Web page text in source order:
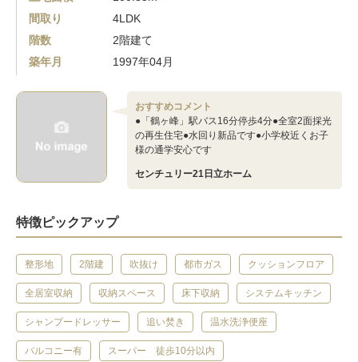
間取り
4LDK
階数
2階建て
築年月
1997年04月
おすすめコメント
●「鶴ヶ峰」駅バス16分停歩4分●全室2面採光
の再生住宅●水回り新品です●小学校近くお子
様の通学安心です
センチュリー21日立ホーム
特徴ピックアップ
整形地 2階建 吹抜け 都市ガス クッションフロア
全居室収納 収納スペース 床下収納 システムキッチン
シャンプードレッサー 追い焚き 温水洗浄便座
バルコニー有 スーパー 徒歩10分以内